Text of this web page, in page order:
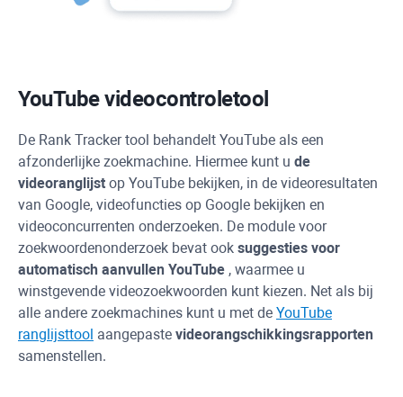
YouTubevideocontroletool
De Rank Trackertool behandelt YouTube als een
afzonderlijke zoekmachine. Hiermee kunt u de
videoranglijst op YouTube bekijken, in de videoresultaten
van Google, videofuncties op Google bekijken en
videoconcurrenten onderzoeken. De module voor
zoekwoordenonderzoek bevat ook suggesties voor
automatisch aanvullen YouTube , waarmee u
winstgevende videozoekwoorden kunt kiezen. Net als bij
alle andere zoekmachines kunt u met de YouTube
ranglijsttool aangepaste videorangschikkingsrapporten
samenstellen.